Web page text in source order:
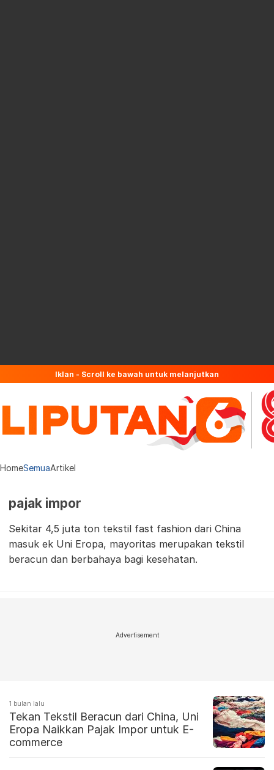
Iklan - Scroll ke bawah untuk melanjutkan
HomeSemuaArtikel
pajak impor
Sekitar 4,5 juta ton tekstil fast fashion dari China
masuk ek Uni Eropa, mayoritas merupakan tekstil
beracun dan berbahaya bagi kesehatan.
Advertisement
1 bulan lalu
Tekan Tekstil Beracun dari China, Uni
Eropa Naikkan Pajak Impor untuk E-
commerce